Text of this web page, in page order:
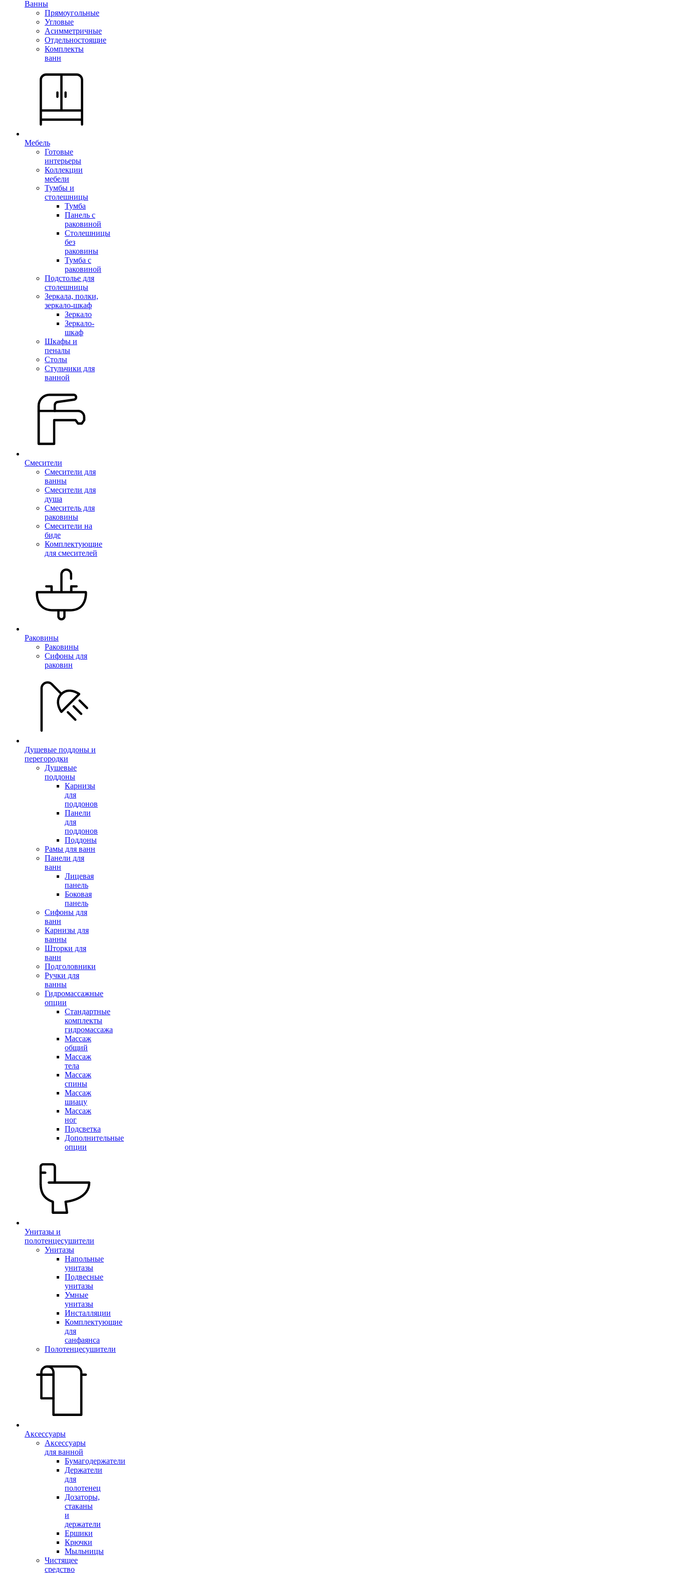
Ванны
Прямоугольные
Угловые
Асимметричные
Отдельностоящие
Комплекты
ванн
Мебель
Готовые
интерьеры
Коллекции
мебели
Тумбы и
столешницы
Тумба
Панель с
раковиной
Столешницы
без
раковины
Тумба с
раковиной
Подстолье для
столешницы
Зеркала, полки,
зеркало-шкаф
Зеркало
Зеркало-
шкаф
Шкафы и
пеналы
Столы
Стульчики для
ванной
Смесители
Смесители для
ванны
Смесители для
душа
Смеситель для
раковины
Смесители на
биде
Комплектующие
для смесителей
Раковины
Раковины
Сифоны для
раковин
Душевые поддоны и
перегородки
Душевые
поддоны
Карнизы
для
поддонов
Панели
для
поддонов
Поддоны
Рамы для ванн
Панели для
ванн
Лицевая
панель
Боковая
панель
Сифоны для
ванн
Карнизы для
ванны
Шторки для
ванн
Подголовники
Ручки для
ванны
Гидромассажные
опции
Стандартные
комплекты
гидромассажа
Массаж
общий
Массаж
тела
Массаж
спины
Массаж
шиацу
Массаж
ног
Подсветка
Дополнительные
опции
Унитазы и
полотенцесушители
Унитазы
Напольные
унитазы
Подвесные
унитазы
Умные
унитазы
Инсталляции
Комплектующие
для
санфаянса
Полотенцесушители
Аксессуары
Аксессуары
для ванной
Бумагодержатели
Держатели
для
полотенец
Дозаторы,
стаканы
и
держатели
Ершики
Крючки
Мыльницы
Чистящее
средство